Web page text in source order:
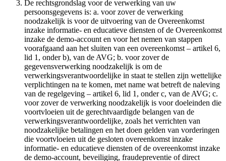
De rechtsgrondslag voor de verwerking van uw
persoonsgegevens is: a. voor zover de verwerking
noodzakelijk is voor de uitvoering van de Overeenkomst
inzake informatie- en educatieve diensten of de Overeenkomst
inzake de demo-account en voor het nemen van stappen
voorafgaand aan het sluiten van een overeenkomst – artikel 6,
lid 1, onder b), van de AVG; b. voor zover de
gegevensverwerking noodzakelijk is om de
verwerkingsverantwoordelijke in staat te stellen zijn wettelijke
verplichtingen na te komen, met name wat betreft de naleving
van de regelgeving – artikel 6, lid 1, onder c, van de AVG; c.
voor zover de verwerking noodzakelijk is voor doeleinden die
voortvloeien uit de gerechtvaardigde belangen van de
verwerkingsverantwoordelijke, zoals het verrichten van
noodzakelijke betalingen en het doen gelden van vorderingen
die voortvloeien uit de gesloten overeenkomst inzake
informatie- en educatieve diensten of de overeenkomst inzake
de demo-account, beveiliging, fraudepreventie of direct